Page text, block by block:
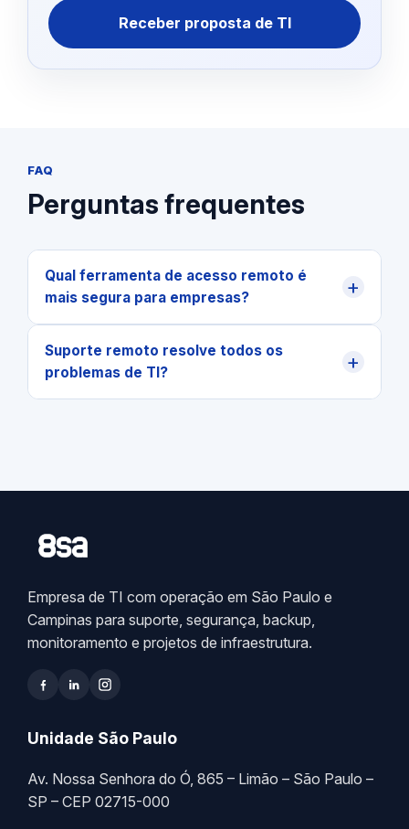
Receber proposta de TI
FAQ
Perguntas frequentes
Qual ferramenta de acesso remoto é
mais segura para empresas?
+
Suporte remoto resolve todos os
problemas de TI?
+
Empresa de TI com operação em São Paulo e
Campinas para suporte, segurança, backup,
monitoramento e projetos de infraestrutura.
Unidade São Paulo
Av. Nossa Senhora do Ó, 865 – Limão – São Paulo –
SP – CEP 02715-000